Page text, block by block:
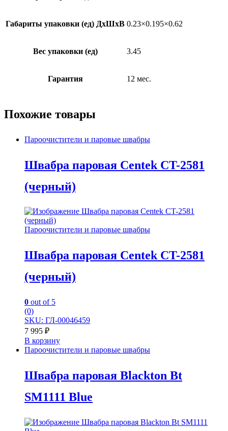
Габариты упаковки (ед) ДхШхВ 0.23×0.195×0.62
Вес упаковки (ед) 3.45
Гарантия 12 мес.
Похожие товары
Пароочистители и паровые швабры
Швабра паровая Centek CT-2581
(черный)
Пароочистители и паровые швабры
Швабра паровая Centek CT-2581
(черный)
0 out of 5
(0)
SKU: ГЛ-00046459
7 995 ₽
В корзину
Пароочистители и паровые швабры
Швабра паровая Blackton Bt
SM1111 Blue